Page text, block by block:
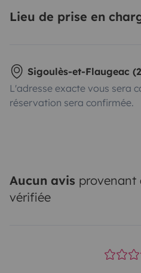
Lieu de prise en
Sigoulès-et-Flaugeac
L'adresse exacte vous sera
réservation sera confirmée.
Aucun avis provenant
vérifiée